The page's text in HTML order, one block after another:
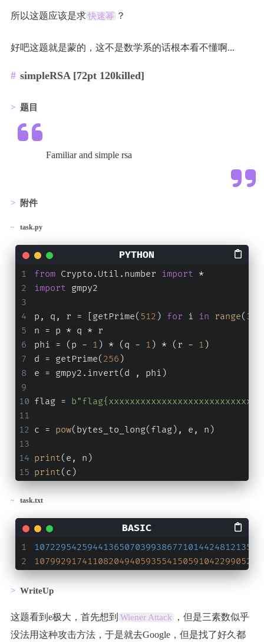
所以这题应该是求快速幂 ？
好吧这题就是蒙的，这不是数学系的话根本看不懂啊...
simpleRSA [72pt 120killed]
题目
Familiar and simple rsa
附件
task.py
from Crypto.Util.number import *
import gmpy2
p, q, r = [getPrime( 512 ) for i in range( 3
n = p * q * r
phi = (p -
1 ) * (q - 1 ) * (r - 1 )
d = getPrime( 256 )
e = gmpy2.invert(d , phi)
flag =
c = pow(bytes_to_long(flag), e, n)
print(e, n)
print(c)
task.txt
WriteUp
这题看到e极大，首先想到 Wiener Attack
，但是三素数似乎
没法用这种攻击方法，于是就去Google，但是找了好久都